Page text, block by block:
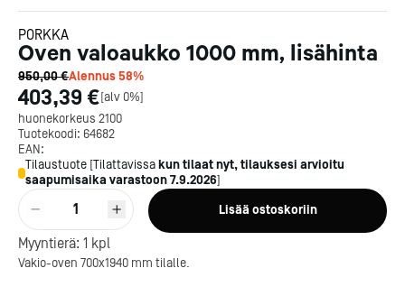
PORKKA
Oven valoaukko 1000 mm, lisähinta
950,00 €Alennus58%
403,39 €[alv 0%]
huonekorkeus 2100
Tuotekoodi: 64682
EAN:
Tilaustuote [Tilattavissa kun tilaat nyt, tilauksesi arvioitu
saapumisaika varastoon7.9.2026]
1 Lisää ostoskoriin
Myyntierä: 1 kpl
Vakio-oven 700x1940 mm tilalle.
Kotipizza on vuonna 1987
perustettu yritys, jolla on yli
300 ravintolaa eri puolella
Suomea. Dieta on tehnyt